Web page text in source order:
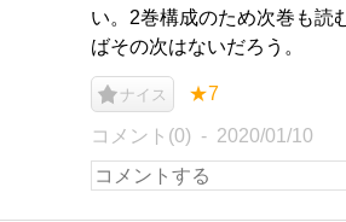
い。2巻構成のため次巻も読
ばその次はないだろう。
ナイス ★7
コメント(0) 2020/01/10